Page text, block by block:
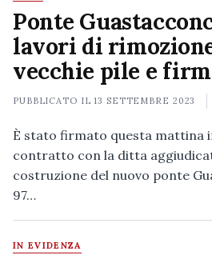
Ponte
lavori di
vecchie pile e
PUBBLICATO IL13 SETTEMBRE 2023
È stato firmato questa mattina
contratto con la ditta
costruzione del nuovo ponte
97…
IN EVIDENZA